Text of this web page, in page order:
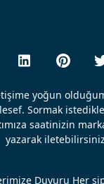
yoğun
Sormak
saatinizin
yazarak iletebilirsiniz
Duyuru Her